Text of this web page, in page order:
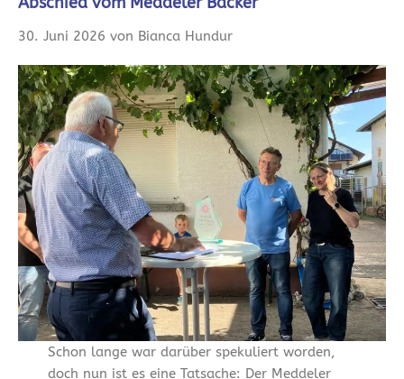
30. Juni 2026 von Bianca Hundur
Schon lange war darüber spekuliert worden,
doch nun ist es eine Tatsache: Der Meddeler